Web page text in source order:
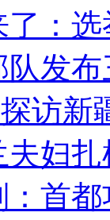
：
发
访新
夫妇
首